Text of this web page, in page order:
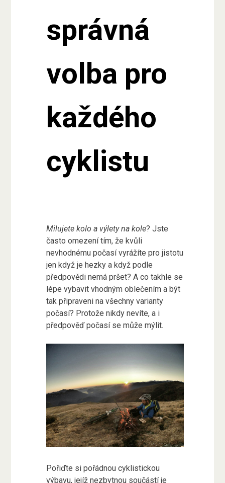
správná
volba pro
každého
cyklistu
Milujete kolo a výlety na kole? Jste
často omezení tím, že kvůli
nevhodnému počasí vyrážíte pro jistotu
jen když je hezky a když podle
předpovědi nemá pršet? A co takhle se
lépe vybavit vhodným oblečením a být
tak připraveni na všechny varianty
počasí? Protože nikdy nevíte, a i
předpověď počasí se může mýlit.
Pořiďte si pořádnou cyklistickou
výbavu, jejíž nezbytnou součástí je